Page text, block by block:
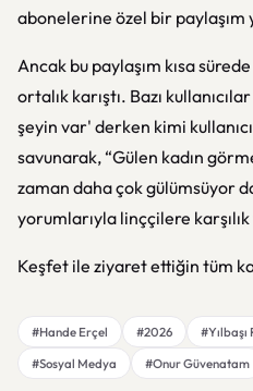
abonelerine özel bir paylaşım
Ancak bu paylaşım kısa
ortalık karıştı. Bazı
şeyin var' derken kimi
savunarak, “Gülen kadın
zaman daha çok gülümsüyor
yorumlarıyla linççilere
Keşfet ile ziyaret ettiğin tüm
#Hande Erçel #2026 #Yılbaşı
#Sosyal Medya
#Onur Güvenatam